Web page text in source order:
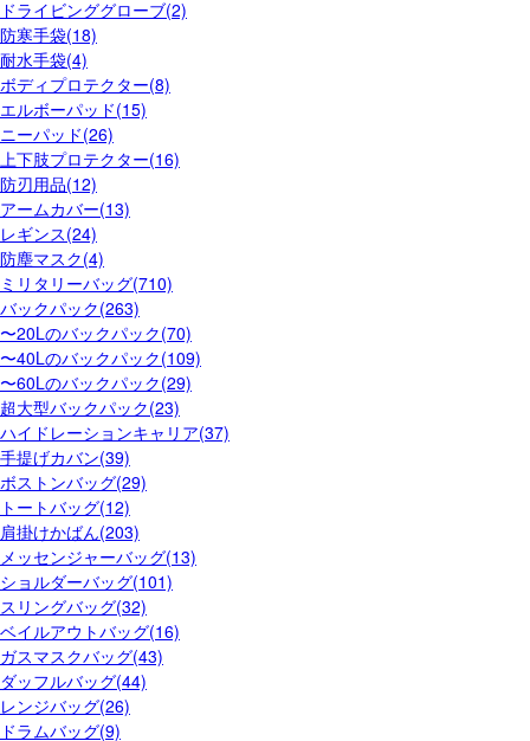
ドライビンググローブ(2)
防寒手袋(18)
耐水手袋(4)
ボディプロテクター(8)
エルボーパッド(15)
ニーパッド(26)
上下肢プロテクター(16)
防刃用品(12)
アームカバー(13)
レギンス(24)
防塵マスク(4)
ミリタリーバッグ(710)
バックパック(263)
〜20Lのバックパック(70)
〜40Lのバックパック(109)
〜60Lのバックパック(29)
超大型バックパック(23)
ハイドレーションキャリア(37)
手提げカバン(39)
ボストンバッグ(29)
トートバッグ(12)
肩掛けかばん(203)
メッセンジャーバッグ(13)
ショルダーバッグ(101)
スリングバッグ(32)
ベイルアウトバッグ(16)
ガスマスクバッグ(43)
ダッフルバッグ(44)
レンジバッグ(26)
ドラムバッグ(9)